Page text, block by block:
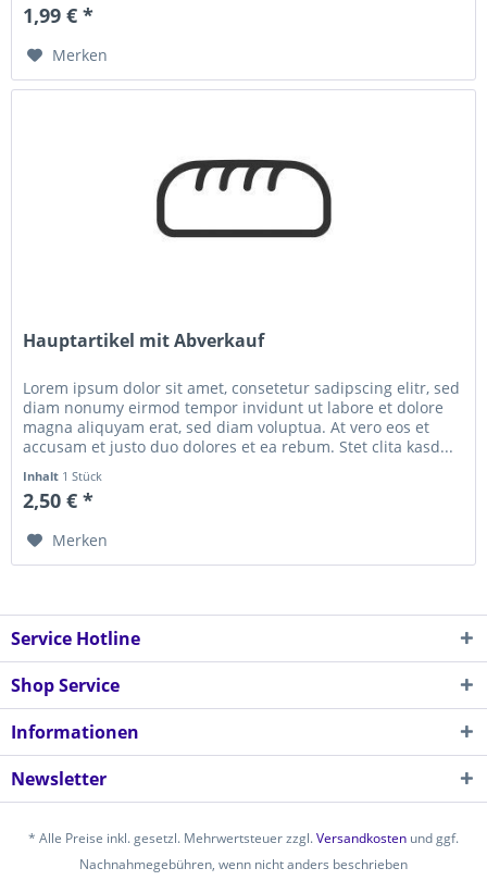
1,99 € *
Merken
Hauptartikel mit Abverkauf
Lorem ipsum dolor sit amet, consetetur sadipscing elitr, sed
diam nonumy eirmod tempor invidunt ut labore et dolore
magna aliquyam erat, sed diam voluptua. At vero eos et
accusam et justo duo dolores et ea rebum. Stet clita kasd...
Inhalt 1 Stück
2,50 € *
Merken
Service Hotline
Shop Service
Informationen
Newsletter
* Alle Preise inkl. gesetzl. Mehrwertsteuer zzgl.Versandkosten und ggf.
Nachnahmegebühren, wenn nicht anders beschrieben